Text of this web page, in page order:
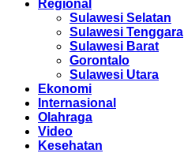
Regional
Sulawesi Selatan
Sulawesi Tenggara
Sulawesi Barat
Gorontalo
Sulawesi Utara
Ekonomi
Internasional
Olahraga
Video
Kesehatan